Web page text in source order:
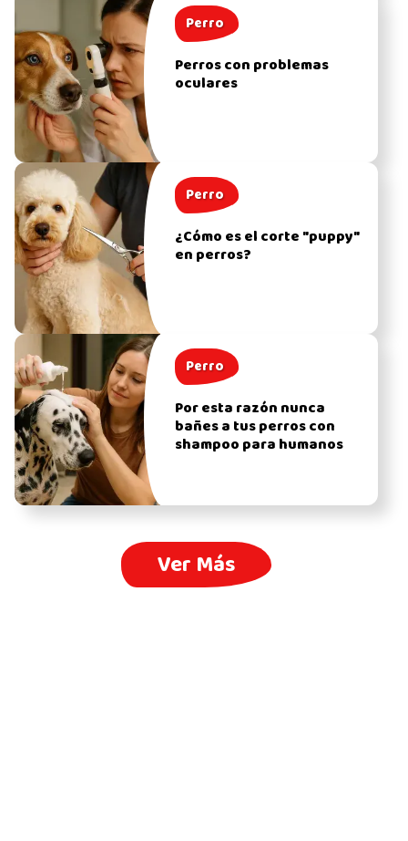
Perro
Perros con problemas
oculares
Perro
¿Cómo es el corte "puppy"
en perros?
Perro
Por esta razón nunca
bañes a tus perros con
shampoo para humanos
Ver Más